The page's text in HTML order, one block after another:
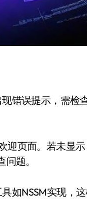
错误提示，需检
迎页面。若未显
题。
如NSSM实现，